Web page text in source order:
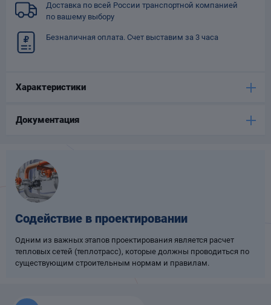
Доставка по всей России транспортной компанией
по вашему выбору
Безналичная оплата. Счет выставим за 3 часа
Характеристики
Документация
Содействие в проектировании
Одним из важных этапов проектирования является расчет
тепловых сетей (теплотрасс), которые должны проводиться по
существующим строительным нормам и правилам.
Фильтры для
Компенсаторы